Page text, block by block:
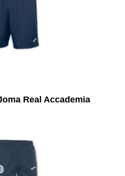
Real Accademia